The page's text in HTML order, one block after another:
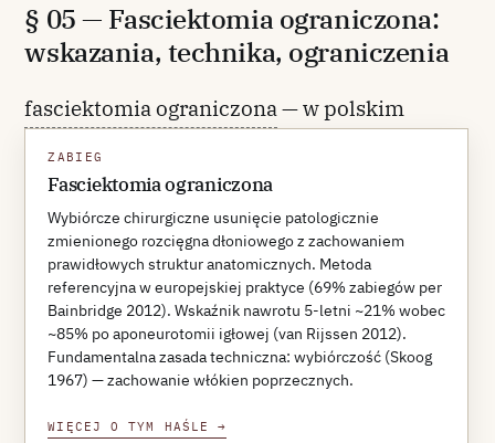
§ 05 — Fasciektomia ograniczona:
wskazania, technika, ograniczenia
fasciektomia ograniczona
ZABIEG
Fasciektomia ograniczona
Wybiórcze chirurgiczne usunięcie patologicznie
zmienionego rozcięgna dłoniowego z zachowaniem
prawidłowych struktur anatomicznych. Metoda
referencyjna w europejskiej praktyce (69% zabiegów per
Bainbridge 2012). Wskaźnik nawrotu 5-letni ~21% wobec
~85% po aponeurotomii igłowej (van Rijssen 2012).
Fundamentalna zasada techniczna: wybiórczość (Skoog
1967) — zachowanie włókien poprzecznych.
WIĘCEJ O TYM HAŚLE→
— w polskim
piśmiennictwie spotykana także jako
aponeurektomia wybiórcza — pozostaje
metodą referencyjną w operacyjnym
leczeniu choroby Dupuytrena.
Wieloośrodkowa analiza europejska
Bainbridge'a i wsp. (z polskim
współautorstwem Szczypy) potwierdza jej
dominującą pozycję w europejskiej praktyce:
69% z 3 357 zabiegów stanowiła fasciektomia